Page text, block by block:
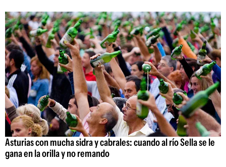
Asturias con mucha sidra y cabrales: cuando al río Sella se le
gana en la orilla y no remando